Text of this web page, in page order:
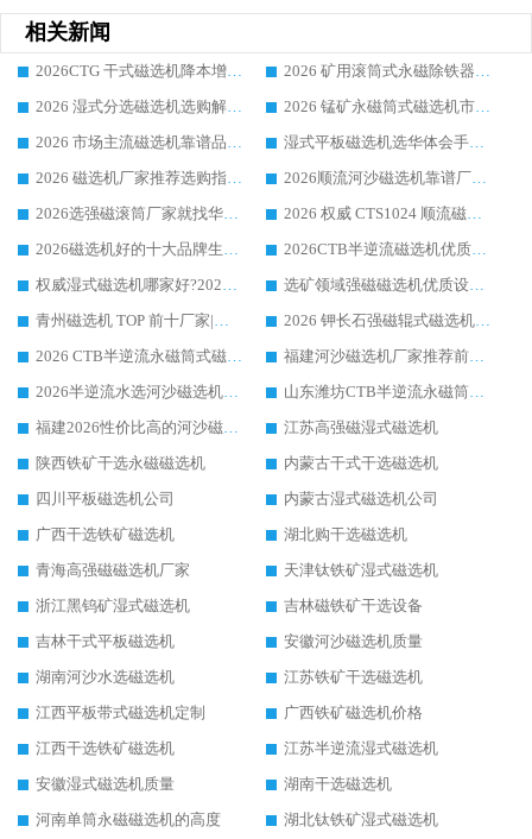
相关新闻
2026CTG 干式磁选机降本增效选购指南 选矿行业口碑稳定专业生产强者盘点
2026 矿用滚筒式永磁除铁器厂家榜单 行业实力派源头厂商选购干货指南
2026 湿式分选磁选机选购解析，华体会手机网页版-华体会(中国) 设备综合实力详解
2026 锰矿永磁筒式磁选机市场主流客户推荐生产厂家口碑精选
2026 市场主流磁选机靠谱品牌推荐 案例厂家华体会手机网页版-华体会(中国) 大众倾心之选
湿式平板磁选机选华体会手机网页版-华体会(中国) _2026靠谱厂家收获各地客户良好评价
2026 磁选机厂家推荐选购指南，实地走访参考华体会手机网页版-华体会(中国) 合作口碑表现
2026顺流河沙磁选机靠谱厂家推荐 华体会手机网页版-华体会(中国) 实力口碑精选
2026选强磁滚筒厂家就找华体会手机网页版-华体会(中国) _口碑过硬用料扎实_性价比优势突出
2026 权威 CTS1024 顺流磁选机精选生产厂家优质设备推荐
2026磁选机好的十大品牌生产厂家排名|华体会手机网页版-华体会(中国) 凭实力入磅
2026CTB半逆流磁选机优质厂家推荐：华体会手机网页版-华体会(中国) ，行业标杆生产厂家
权威湿式磁选机哪家好?2026 实测榜单出炉，潍坊华体会手机网页版-华体会(中国) 大厂实力领跑
选矿领域强磁磁选机优质设备推荐榜 TOP1：潍坊华体会手机网页版-华体会(中国) 凭实力出圈
青州磁选机 TOP 前十厂家|靠谱品牌怎么选?潍坊华体会手机网页版-华体会(中国) 实力出圈
2026 钾长石强磁辊式磁选机靠谱厂家 TOP 榜：潍坊华体会手机网页版-华体会(中国) 凭硬核实力领跑行业
2026 CTB半逆流永磁筒式磁选机厂家如何选择，选华体会手机网页版-华体会(中国) 原因，硬核实测不踩坑指南
福建河沙磁选机厂家推荐前三，华体会手机网页版-华体会(中国) 磁选机解锁资源利用新路径
2026半逆流水选河沙磁选机生产厂家：解锁河沙分选高效新路径
山东潍坊CTB半逆流永磁筒式河沙磁选机生产厂家如何高效除铁提纯
福建2026性价比高的河沙磁选机生产厂家工作原理(通俗 + 专业双版，适配产品文案/介绍使用)
江苏高强磁湿式磁选机
陕西铁矿干选永磁磁选机
内蒙古干式干选磁选机
四川平板磁选机公司
内蒙古湿式磁选机公司
广西干选铁矿磁选机
湖北购干选磁选机
青海高强磁磁选机厂家
天津钛铁矿湿式磁选机
浙江黑钨矿湿式磁选机
吉林磁铁矿干选设备
吉林干式平板磁选机
安徽河沙磁选机质量
湖南河沙水选磁选机
江苏铁矿干选磁选机
江西平板带式磁选机定制
广西铁矿磁选机价格
江西干选铁矿磁选机
江苏半逆流湿式磁选机
安徽湿式磁选机质量
湖南干选磁选机
河南单筒永磁磁选机的高度
湖北钛铁矿湿式磁选机